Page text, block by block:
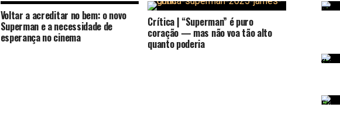
Voltar a acreditar no bem: o novo
Superman e a necessidade de
esperança no cinema
Crítica | “Superman” é puro
coração — mas não voa tão alto
quanto poderia